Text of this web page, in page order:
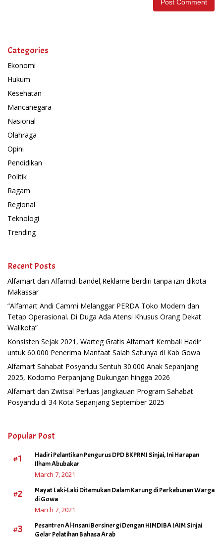
Categories
Ekonomi
Hukum
Kesehatan
Mancanegara
Nasional
Olahraga
Opini
Pendidikan
Politik
Ragam
Regional
Teknologi
Trending
Recent Posts
Alfamart dan Alfamidi bandel,Reklame berdiri tanpa izin dikota
Makassar
“Alfamart Andi Cammi Melanggar PERDA Toko Modern dan
Tetap Operasional. Di Duga Ada Atensi Khusus Orang Dekat
Walikota”
Konsisten Sejak 2021, Warteg Gratis Alfamart Kembali Hadir
untuk 60.000 Penerima Manfaat Salah Satunya di Kab Gowa
Alfamart Sahabat Posyandu Sentuh 30.000 Anak Sepanjang
2025, Kodomo Perpanjang Dukungan hingga 2026
Alfamart dan Zwitsal Perluas Jangkauan Program Sahabat
Posyandu di 34 Kota Sepanjang September 2025
Popular Post
#1
Hadiri Pelantikan Pengurus DPD BKPRMI Sinjai, Ini Harapan
Ilham Abubakar
March 7, 2021
#2
Mayat Laki-Laki Ditemukan Dalam Karung di Perkebunan Warga
di Gowa
March 7, 2021
#3
Pesantren Al-Insani Bersinergi Dengan HIMDIBA IAIM Sinjai
Gelar Pelatihan Bahasa Arab